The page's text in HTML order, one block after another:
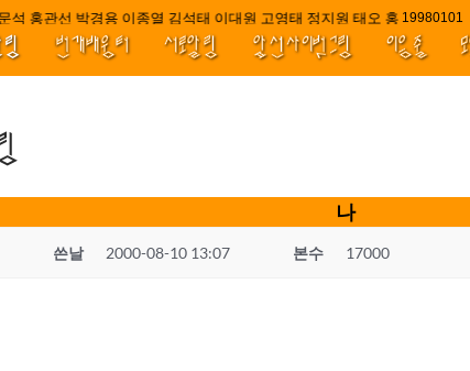
석 홍관선 박경용 이종열 김석태 이대원 고영태 정지원 태오 홍 최윤호
19980101
////
림 번개배움터 서로알림 앞선사이벗그림 이음줄
나
쓴날 2000-08-10 13:07 본수 17000